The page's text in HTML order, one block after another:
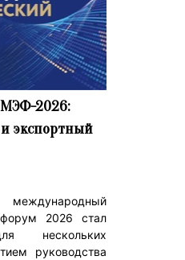
2026:
экспортный
международный
2026 стал
нескольких
руководства